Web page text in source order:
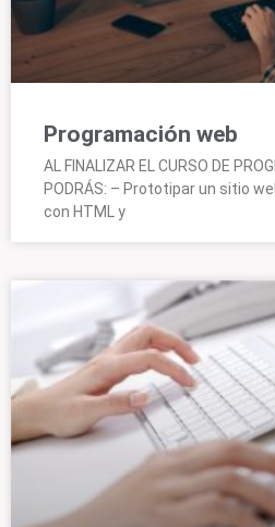
Programación web
AL FINALIZAR EL CURSO DE
PODRÁS: – Prototipar un sitio
con HTML y